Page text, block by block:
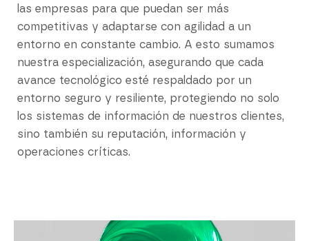
las empresas para que puedan ser más
competitivas y adaptarse con agilidad a un
entorno en constante cambio. A esto sumamos
nuestra especialización, asegurando que cada
avance tecnológico esté respaldado por un
entorno seguro y resiliente, protegiendo no solo
los sistemas de información de nuestros clientes,
sino también su reputación, información y
operaciones críticas.